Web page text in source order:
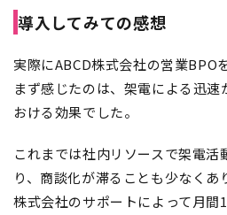
導入してみての感想
実際にABCD株式会社の営業BPO
まず感じたのは、架電による迅
おける効果でした。
これまでは社内リソースで架電活
り、商談化が滞ることも少なくあ
株式会社のサポートによって月間